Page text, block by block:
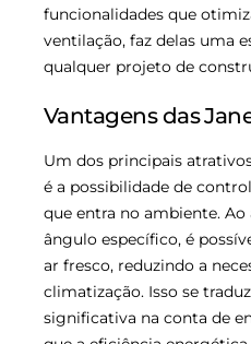
funcionalidades que
ventilação, faz delas uma
qualquer projeto de
Vantagens das
Um dos principais
é a possibilidade de
que entra no ambiente.
ângulo específico, é
ar fresco, reduzindo a
climatização. Isso se
significativa na conta de